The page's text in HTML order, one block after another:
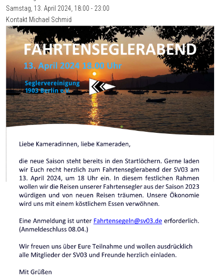
Samstag, 13. April 2024, 18:00 - 23:00
Kontakt Michael Schmid